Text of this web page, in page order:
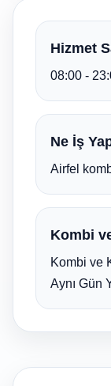
Hizmet
08:00 -
Ne İş
Airfel
Kombi
Kombi ve
Aynı Gün